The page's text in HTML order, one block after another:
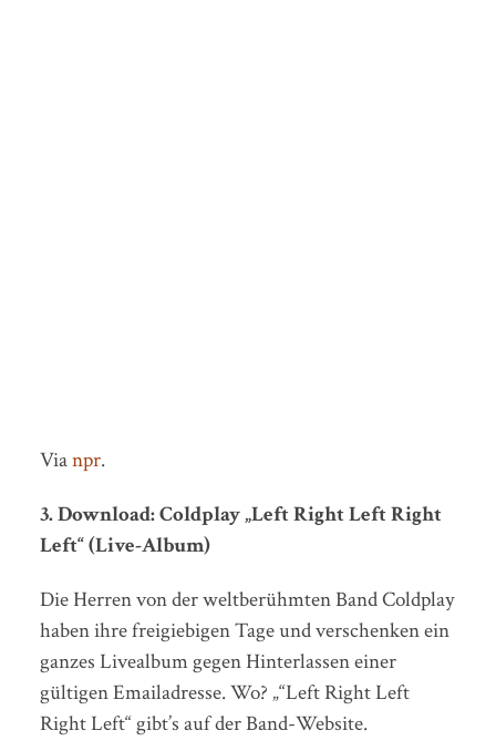
Vianpr.
3. Download: Coldplay „Left Right Left Right
Left“ (Live-Album)
Die Herren von der weltberühmten Band Coldplay
haben ihre freigiebigen Tage und verschenken ein
ganzes Livealbum gegen Hinterlassen einer
gültigen Emailadresse. Wo? „“Left Right Left
Right Left“ gibt’s auf der Band-Website.